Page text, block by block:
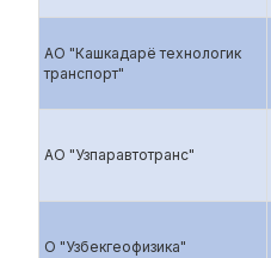
АО "Кашкадарё технологик
транспорт"
АО "Узпаравтотранс"
О "Узбекгеофизика"